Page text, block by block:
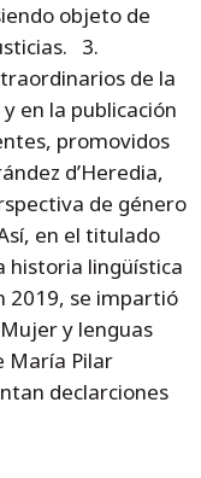
objeto de
3.
de la
en la publicación
promovidos
d’Heredia,
de género
en el titulado
historia lingüística
2019, se impartió
y lenguas
María Pilar
declarciones